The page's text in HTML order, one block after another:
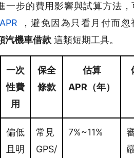
一步的費用影響與試算方法，
，避免因為只看月付而忽
汽機車借款 這類短期工具。
一次
性費
用
保全
條款
估算
APR（年）
偏低
且明
常見
GPS/
7%~11%